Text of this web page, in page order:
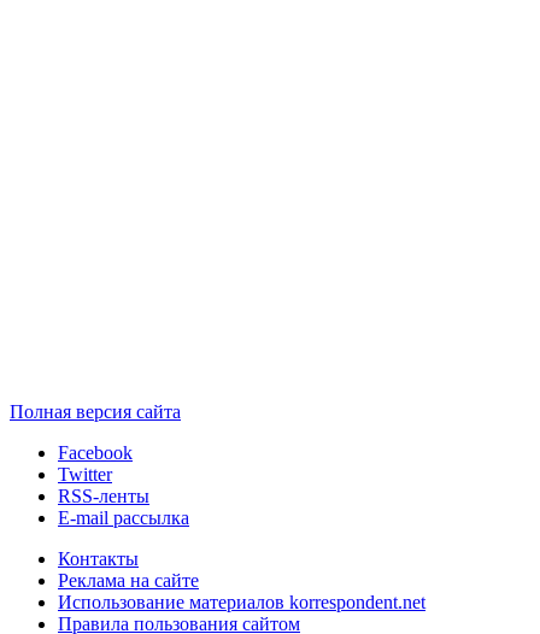
Полная версия сайта
Facebook
Twitter
RSS-ленты
E-mail рассылка
Контакты
Реклама на сайте
Использование материалов korrespondent.net
Правила пользования сайтом